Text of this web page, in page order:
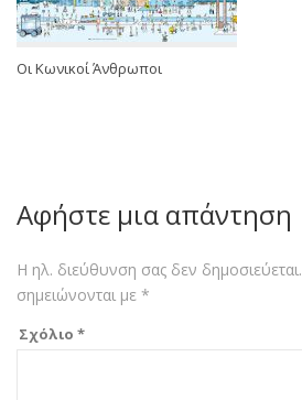
Oι Κωνικοί Άνθρωποι
Αφήστε μια απάντηση
Η ηλ. διεύθυνση σας δεν δημοσιεύεται.
σημειώνονται με *
Σχόλιο *